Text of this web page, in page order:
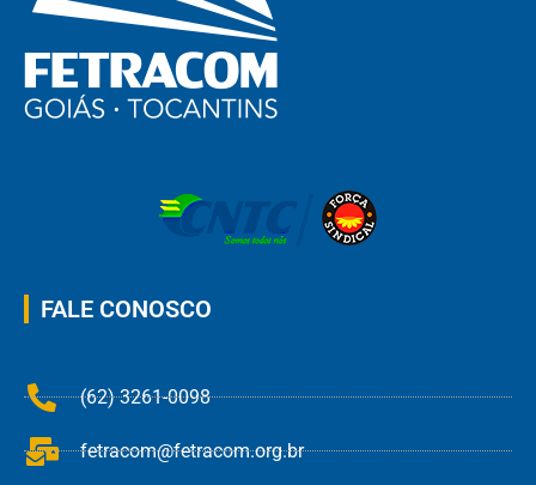
FALE CONOSCO
(62) 3261-0098
fetracom@fetracom.org.br